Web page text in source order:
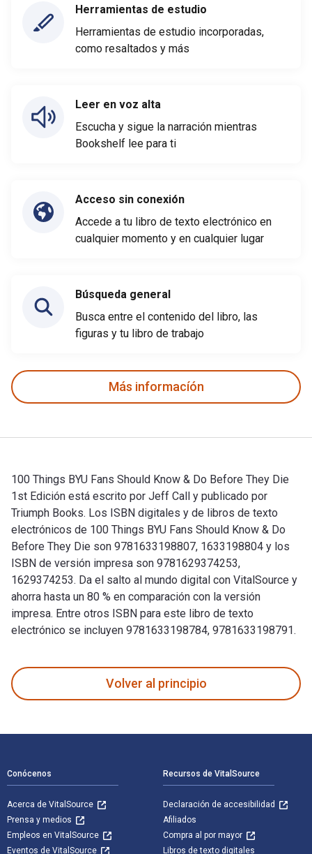
Herramientas de estudio
Herramientas de estudio incorporadas,
como resaltados y más
Leer en voz alta
Escucha y sigue la narración mientras
Bookshelf lee para ti
Acceso sin conexión
Accede a tu libro de texto electrónico en
cualquier momento y en cualquier lugar
Búsqueda general
Busca entre el contenido del libro, las
figuras y tu libro de trabajo
Más informacíón
100 Things BYU Fans Should Know & Do Before They Die
1st Edición está escrito por Jeff Call y publicado por
Triumph Books. Los ISBN digitales y de libros de texto
electrónicos de 100 Things BYU Fans Should Know & Do
Before They Die son 9781633198807, 1633198804 y los
ISBN de versión impresa son 9781629374253,
1629374253. Da el salto al mundo digital con VitalSource y
ahorra hasta un 80 % en comparación con la versión
impresa. Entre otros ISBN para este libro de texto
electrónico se incluyen 9781633198784, 9781633198791.
Volver al principio
Conócenos
Acerca de VitalSource
Prensa y medios
Empleos en VitalSource
Eventos de VitalSource
Recursos de VitalSource
Declaración de accesibilidad
Afiliados
Compra al por mayor
Libros de texto digitales